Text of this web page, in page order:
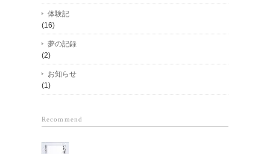
体験記
(16)
夢の記録
(2)
お知らせ
(1)
Recommend